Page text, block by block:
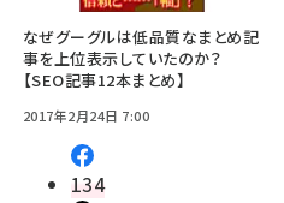
なぜグーグルは低品質なまとめ記
事を上位表示していたのか？
【SEO記事12本まとめ】
2017年2月24日 7:00
134